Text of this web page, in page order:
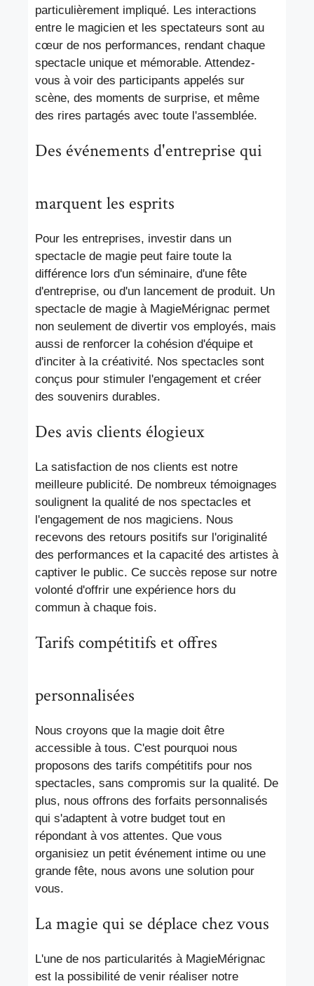
particulièrement impliqué. Les interactions
entre le magicien et les spectateurs sont au
cœur de nos performances, rendant chaque
spectacle unique et mémorable. Attendez-
vous à voir des participants appelés sur
scène, des moments de surprise, et même
des rires partagés avec toute l'assemblée.
Des événements d'entreprise qui
marquent les esprits
Pour les entreprises, investir dans un
spectacle de magie peut faire toute la
différence lors d'un séminaire, d'une fête
d'entreprise, ou d'un lancement de produit. Un
spectacle de magie à MagieMérignac permet
non seulement de divertir vos employés, mais
aussi de renforcer la cohésion d'équipe et
d'inciter à la créativité. Nos spectacles sont
conçus pour stimuler l'engagement et créer
des souvenirs durables.
Des avis clients élogieux
La satisfaction de nos clients est notre
meilleure publicité. De nombreux témoignages
soulignent la qualité de nos spectacles et
l'engagement de nos magiciens. Nous
recevons des retours positifs sur l'originalité
des performances et la capacité des artistes à
captiver le public. Ce succès repose sur notre
volonté d'offrir une expérience hors du
commun à chaque fois.
Tarifs compétitifs et offres
personnalisées
Nous croyons que la magie doit être
accessible à tous. C'est pourquoi nous
proposons des tarifs compétitifs pour nos
spectacles, sans compromis sur la qualité. De
plus, nous offrons des forfaits personnalisés
qui s'adaptent à votre budget tout en
répondant à vos attentes. Que vous
organisiez un petit événement intime ou une
grande fête, nous avons une solution pour
vous.
La magie qui se déplace chez vous
L'une de nos particularités à MagieMérignac
est la possibilité de venir réaliser notre